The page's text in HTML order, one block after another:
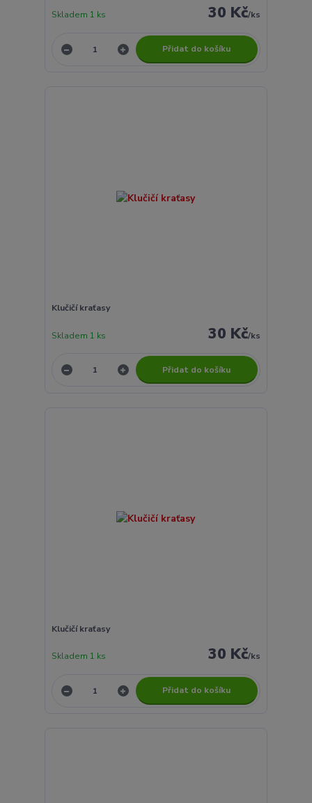
30 Kč/ks
Skladem 1 ks
Přidat do košíku
Klučičí kraťasy
30 Kč/ks
Skladem 1 ks
Přidat do košíku
Klučičí kraťasy
30 Kč/ks
Skladem 1 ks
Přidat do košíku